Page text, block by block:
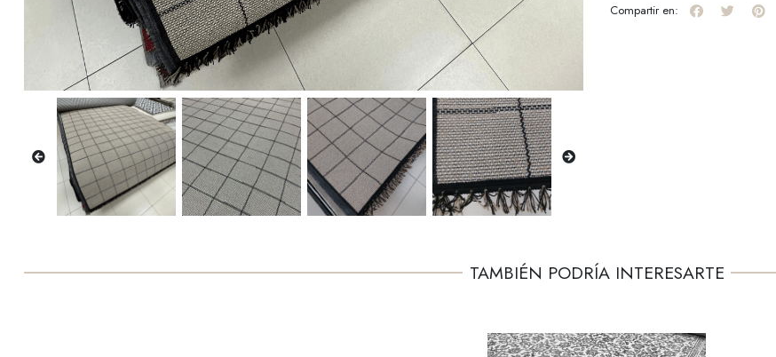
Compartir en:
TAMBIÉN PODRÍA INTERESARTE